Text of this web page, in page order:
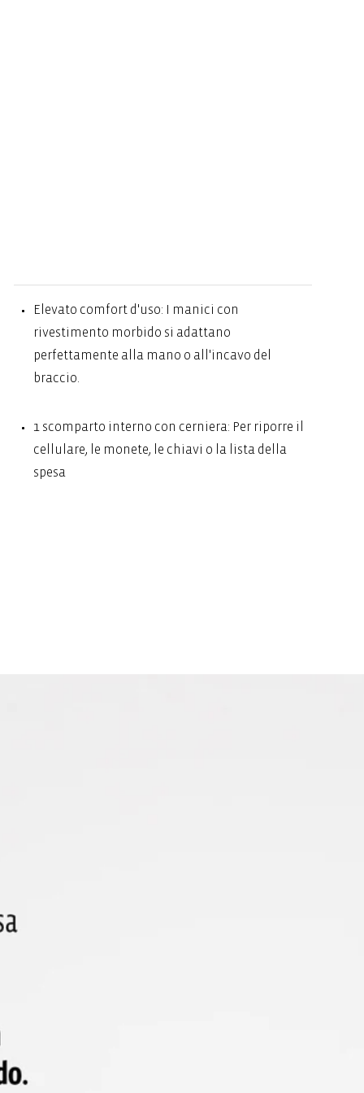
Elevato comfort d'uso: I manici con
rivestimento morbido si adattano
perfettamente alla mano o all'incavo del
braccio.
1 scomparto interno con cerniera: Per riporre il
cellulare, le monete, le chiavi o la lista della
spesa